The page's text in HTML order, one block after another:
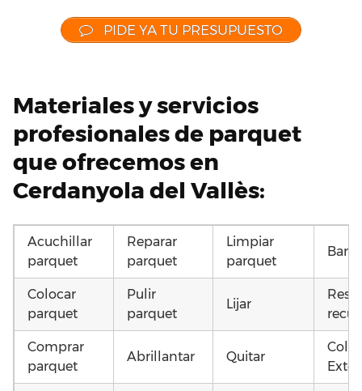
PIDE YA TU PRESUPUESTO
Materiales y servicios
profesionales de parquet
que ofrecemos en
Cerdanyola del Vallès:
Acuchillar
parquet
Reparar
parquet
Limpiar
parquet
Colocar
parquet
Pulir
parquet
Lijar
Comprar
parquet
Abrillantar Quitar